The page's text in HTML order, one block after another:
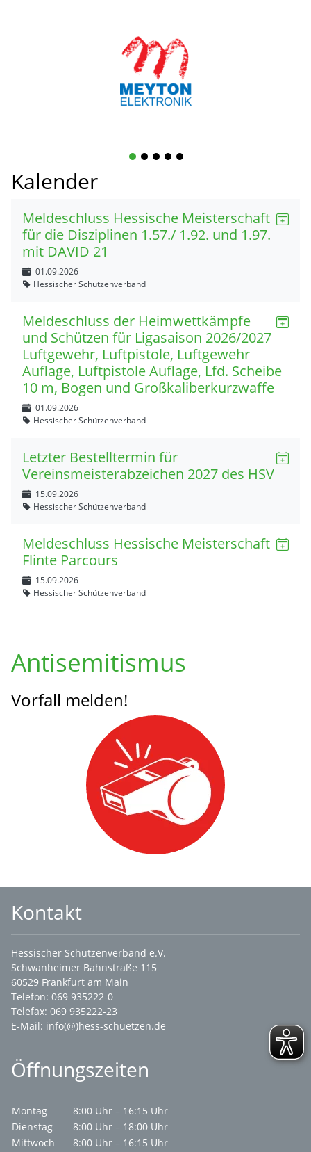
1 2 3 4 5
Kalender
Meldeschluss Hessische Meisterschaft
für die Disziplinen 1.57./ 1.92. und 1.97.
mit DAVID 21
01.09.2026
Hessischer Schützenverband
Meldeschluss der Heimwettkämpfe
und Schützen für Ligasaison 2026/2027
Luftgewehr, Luftpistole, Luftgewehr
Auflage, Luftpistole Auflage, Lfd. Scheibe
10 m, Bogen und Großkaliberkurzwaffe
01.09.2026
Hessischer Schützenverband
Letzter Bestelltermin für
Vereinsmeisterabzeichen 2027 des HSV
15.09.2026
Hessischer Schützenverband
Meldeschluss Hessische Meisterschaft
Flinte Parcours
15.09.2026
Hessischer Schützenverband
Antisemitismus
Vorfall melden!
Kontakt
Hessischer Schützenverband e.V.
Schwanheimer Bahnstraße 115
60529 Frankfurt am Main
Telefon: 069 935222-0
Telefax: 069 935222-23
E-Mail: info(@)hess-schuetzen.de
Öffnungszeiten
Montag
8:00 Uhr – 16:15 Uhr
Dienstag
8:00 Uhr – 18:00 Uhr
Mittwoch
8:00 Uhr – 16:15 Uhr